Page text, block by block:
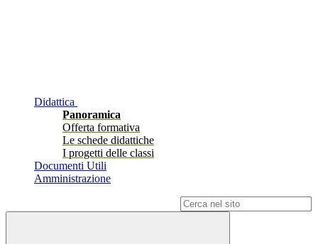
Didattica
Panoramica
Offerta formativa
Le schede didattiche
I progetti delle classi
Documenti Utili
Amministrazione